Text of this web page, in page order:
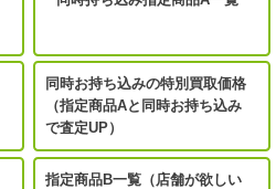
同時お持ち込みの特別買取価格
（指定商品Aと同時お持ち込み
で査定UP）
指定商品B一覧（店舗が欲しい